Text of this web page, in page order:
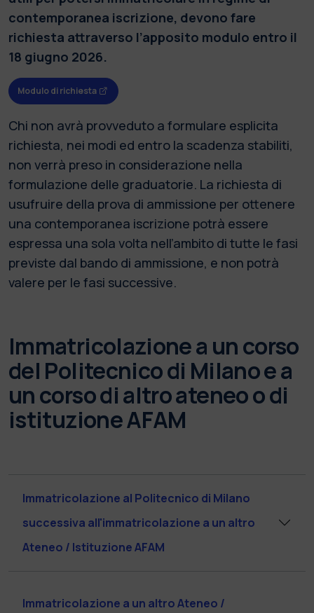
contemporanea iscrizione, devono fare
richiesta attraverso l’apposito modulo entro il
18 giugno 2026.
Modulo di richiesta
Chi non avrà provveduto a formulare esplicita
richiesta, nei modi ed entro la scadenza stabiliti,
non verrà preso in considerazione nella
formulazione delle graduatorie. La richiesta di
usufruire della prova di ammissione per ottenere
una contemporanea iscrizione potrà essere
espressa una sola volta nell’ambito di tutte le fasi
previste dal bando di ammissione, e non potrà
valere per le fasi successive.
Immatricolazione a un corso
del Politecnico di Milano e a
un corso di altro ateneo o di
istituzione AFAM
Immatricolazione al Politecnico di Milano
successiva all'immatricolazione a un altro
Ateneo / Istituzione AFAM
Immatricolazione a un altro Ateneo /